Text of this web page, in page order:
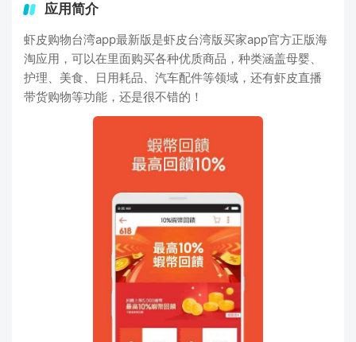
应用简介
虾皮购物台湾app最新版是虾皮台湾版买家app官方正版海
淘应用，可以在里面购买各种优质商品，种类涵盖母婴、
护理、美食、日用耗品、汽车配件等领域，还有虾皮直播
带货购物等功能，还是很不错的！